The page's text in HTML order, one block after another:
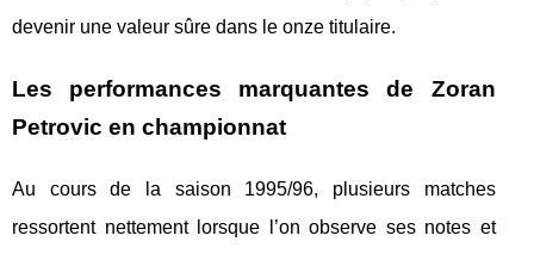
devenir une valeur sûre dans le onze titulaire.
Les performances marquantes de Zoran
Petrovic en championnat
Au cours de la saison 1995/96, plusieurs matches
ressortent nettement lorsque l’on observe ses notes et